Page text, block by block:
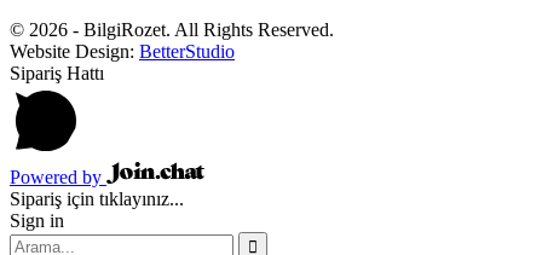
© 2026 - BilgiRozet. All Rights Reserved.
Website Design: BetterStudio
Sipariş Hattı
Powered by
Sipariş için tıklayınız...
Sign in